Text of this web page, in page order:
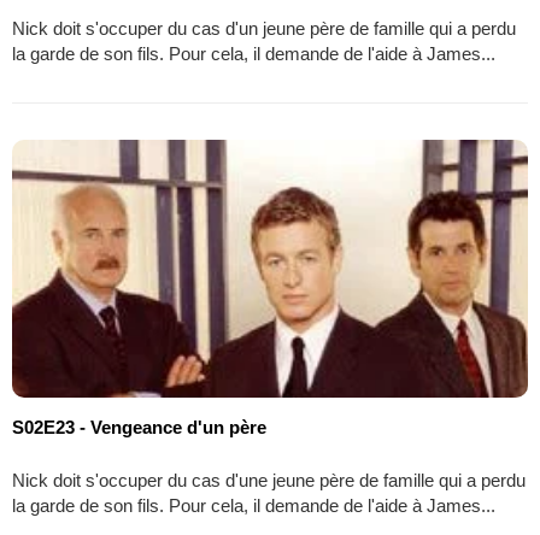
Nick doit s'occuper du cas d'un jeune père de famille qui a perdu
la garde de son fils. Pour cela, il demande de l'aide à James...
S02E23 - Vengeance d'un père
Nick doit s'occuper du cas d'une jeune père de famille qui a perdu
la garde de son fils. Pour cela, il demande de l'aide à James...